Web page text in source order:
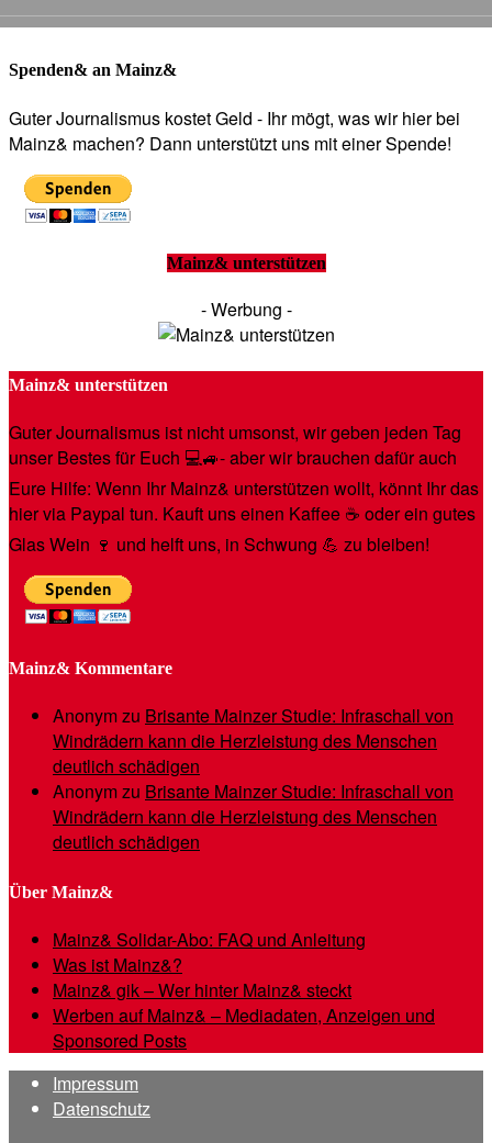
Spenden& an Mainz&
Guter Journalismus kostet Geld - Ihr mögt, was wir hier bei
Mainz& machen? Dann unterstützt uns mit einer Spende!
Mainz& unterstützen
- Werbung -
Mainz& unterstützen
Guter Journalismus ist nicht umsonst, wir geben jeden Tag
unser Bestes für Euch 💻🚙- aber wir brauchen dafür auch
Eure Hilfe: Wenn Ihr Mainz& unterstützen wollt, könnt Ihr das
hier via Paypal tun. Kauft uns einen Kaffee ☕️ oder ein gutes
Glas Wein 🍷 und helft uns, in Schwung 💪 zu bleiben!
Mainz& Kommentare
Anonymzu Brisante Mainzer Studie: Infraschall von
Windrädern kann die Herzleistung des Menschen
deutlich schädigen
Anonymzu Brisante Mainzer Studie: Infraschall von
Windrädern kann die Herzleistung des Menschen
deutlich schädigen
Über Mainz&
Mainz& Solidar-Abo: FAQ und Anleitung
Was ist Mainz&?
Mainz& gik – Wer hinter Mainz& steckt
Werben auf Mainz& – Mediadaten, Anzeigen und
Sponsored Posts
Impressum
Datenschutz